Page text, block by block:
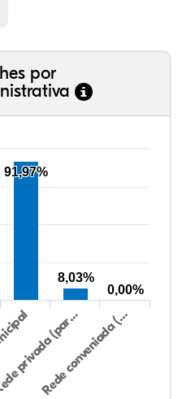
por
privada (par…
Rede conveniada (…
91,97%
8,03%
0,00%